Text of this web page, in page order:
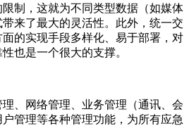
制，这就为不同类型数据（如媒体
来了最大的灵活性。此外，统一交
的实现手段多样化、易于部署，对
也是一个很大的支撑。
、网络管理、业务管理（通讯、会
管理等各种管理功能，为所有应急